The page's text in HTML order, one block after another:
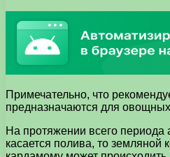
Примечательно, что
предназначаются для
На протяжении всего периода
касается полива, то земляной